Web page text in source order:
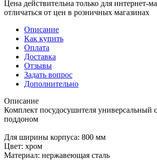
Цена действительна только для интернет-
отличаться от цен в розничных магазинах
Описание
Как купить
Оплата
Доставка
Отзывы
Задать вопрос
Дополнительно
Описание
Комплект посудосушителя универсальный
поддоном
Для ширины корпуса: 800 мм
Цвет: хром
Материал: нержавеющая сталь